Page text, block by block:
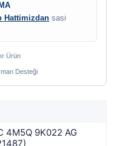
Hattimizdan sasi
Ürün
Desteği
4M5Q 9K022 AG